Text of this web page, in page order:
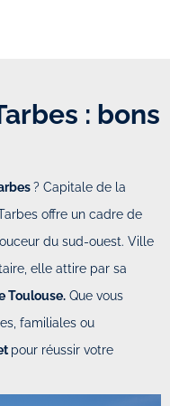
: bons
? Capitale de la
offre un cadre de
du sud-ouest. Ville
elle attire par sa
Toulouse. Que vous
familiales ou
pour réussir votre